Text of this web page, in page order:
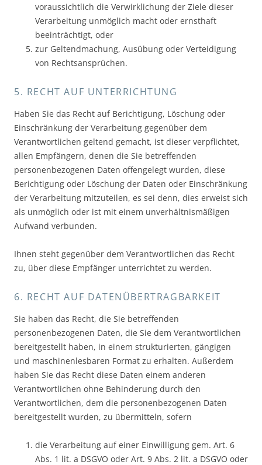
voraussichtlich die Verwirklichung der Ziele dieser
Verarbeitung unmöglich macht oder ernsthaft
beeinträchtigt, oder
zur Geltendmachung, Ausübung oder Verteidigung
von Rechtsansprüchen.
5. RECHT AUF UNTERRICHTUNG
Haben Sie das Recht auf Berichtigung, Löschung oder
Einschränkung der Verarbeitung gegenüber dem
Verantwortlichen geltend gemacht, ist dieser verpflichtet,
allen Empfängern, denen die Sie betreffenden
personenbezogenen Daten offengelegt wurden, diese
Berichtigung oder Löschung der Daten oder Einschränkung
der Verarbeitung mitzuteilen, es sei denn, dies erweist sich
als unmöglich oder ist mit einem unverhältnismäßigen
Aufwand verbunden.
Ihnen steht gegenüber dem Verantwortlichen das Recht
zu, über diese Empfänger unterrichtet zu werden.
6. RECHT AUF DATENÜBERTRAGBARKEIT
Sie haben das Recht, die Sie betreffenden
personenbezogenen Daten, die Sie dem Verantwortlichen
bereitgestellt haben, in einem strukturierten, gängigen
und maschinenlesbaren Format zu erhalten. Außerdem
haben Sie das Recht diese Daten einem anderen
Verantwortlichen ohne Behinderung durch den
Verantwortlichen, dem die personenbezogenen Daten
bereitgestellt wurden, zu übermitteln, sofern
die Verarbeitung auf einer Einwilligung gem. Art. 6
Abs. 1 lit. a DSGVO oder Art. 9 Abs. 2 lit. a DSGVO oder